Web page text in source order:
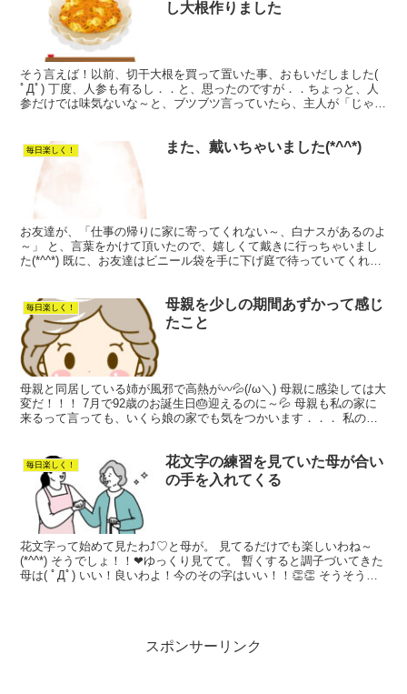
し大根作りました
そう言えば！以前、切干大根を買って置いた事、おもいだしました(
ﾟДﾟ) 丁度、人参も有るし．．と、思ったのですが．．ちょっと、人
参だけでは味気ないな～と、ブツブツ言っていたら、主人が「じゃ～
毎日楽しく！ また、戴いちゃいました(*^^*)
お友達が、「仕事の帰りに家に寄ってくれない～、白ナスがあるのよ
～」 と、言葉をかけて頂いたので、嬉しくて戴きに行っちゃいまし
た(*^^*) 既に、お友達はビニール袋を手に下げ庭で待っていてくれ
毎日楽しく！
母親を少しの期間あずかって感じ
たこと
母親と同居している姉が風邪で高熱が〰💦(/ω＼) 母親に感染しては大
変だ！！！ 7月で92歳のお誕生日🎂迎えるのに～💦 母親も私の家に
来るって言っても、いくら娘の家でも気をつかいます．．． 私の旦
毎日楽しく！
花文字の練習を見ていた母が合い
の手を入れてくる
花文字って始めて見たわ⤴♡と母が。 見てるだけでも楽しいわね～
(*^^*) そうでしょ！！❤ゆっくり見てて。 暫くすると調子づいてきた
母は( ﾟДﾟ) いい！良いわよ！今のその字はいい！！👏👏 そうそう！
スポンサーリンク